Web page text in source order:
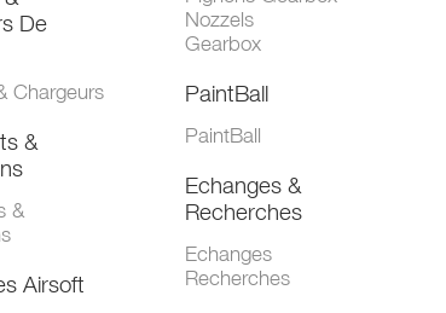
De
Chargeurs
&
&
Airsoft
Nozzels
Gearbox
PaintBall
PaintBall
Echanges &
Recherches
Echanges
Recherches